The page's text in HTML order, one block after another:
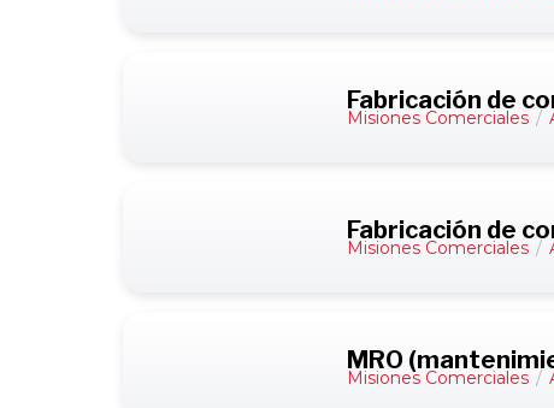
Fabricación de
Misiones Comerciales /
Fabricación de
Misiones Comerciales /
MRO
Misiones Comerciales /